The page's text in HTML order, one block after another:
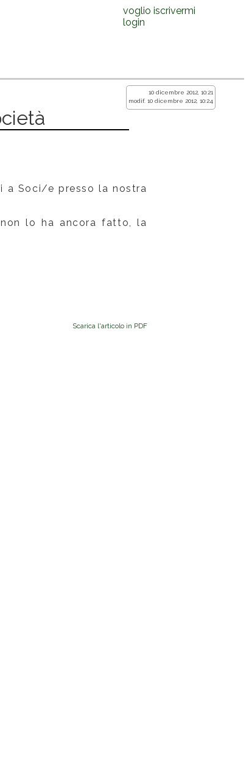
voglio iscrivermi
login
10 dicembre 2012, 10:21
modif. 10 dicembre 2012, 10:24
a Soci/e presso la nostra
lo ha ancora fatto, la
Scarica l'articolo in PDF